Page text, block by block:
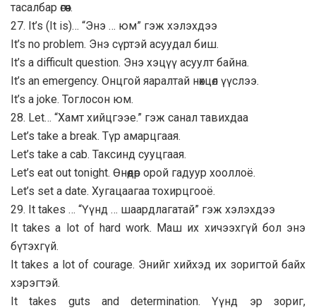
тасалбар өгөөч.
27. It’s (It is)… “Энэ … юм” гэж хэлэхдээ
It’s no problem. Энэ сүртэй асуудал биш.
It’s a difficult question. Энэ хэцүү асуулт байна.
It’s an emergency. Онцгой яаралтай нөхцөл үүслээ.
It’s a joke. Тоглосон юм.
28. Let… “Хамт хийцгээе.” гэж санал тавихдаа
Let’s take a break. Түр амарцгаая.
Let’s take a cab. Таксинд сууцгаая.
Let’s eat out tonight. Өнөөдөр орой гадуур хооллоё.
Let’s set a date. Хугацаагаа тохирцгооё.
29. It takes … “Үүнд … шаардлагатай” гэж хэлэхдээ
It takes a lot of hard work. Маш их хичээхгүй бол энэ
бүтэхгүй.
It takes a lot of courage. Энийг хийхэд их зоригтой байх
хэрэгтэй.
It takes guts and determination. Үүнд эр зориг,